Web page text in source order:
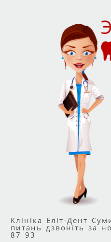
Клініка Еліт-Дент
питань дзвоніть за
87 93